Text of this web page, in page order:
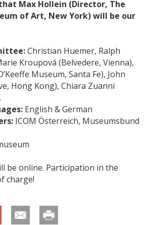
Max Hollein (Director, The
of Art, New York) will be our
Christian Huemer, Ralph
Kroupová (Belvedere, Vienna),
Museum, Santa Fe), John
Hong Kong), Chiara Zuanni
English & German
ICOM Österreich, Museumsbund
be online. Participation in the
charge!